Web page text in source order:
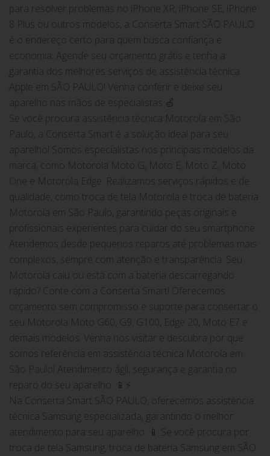
para resolver problemas no iPhone XR, iPhone SE, iPhone
8 Plus ou outros modelos, a Conserta Smart SÃO PAULO
é o endereço certo para quem busca confiança e
economia. Agende seu orçamento grátis e tenha a
garantia dos melhores serviços de assistência técnica
Apple em SÃO PAULO! Venha conferir e deixe seu
aparelho nas mãos de especialistas 🍏.
Se você procura assistência técnica Motorola em São
Paulo, a Conserta Smart é a solução ideal para seu
aparelho! Somos especialistas nos principais modelos da
marca, como Motorola Moto G, Moto E, Moto Z, Moto
One e Motorola Edge. Realizamos serviços rápidos e de
qualidade, como troca de tela Motorola e troca de bateria
Motorola em São Paulo, garantindo peças originais e
profissionais experientes para cuidar do seu smartphone.
Atendemos desde pequenos reparos até problemas mais
complexos, sempre com atenção e transparência. Seu
Motorola caiu ou está com a bateria descarregando
rápido? Conte com a Conserta Smart! Oferecemos
orçamento sem compromisso e suporte para consertar o
seu Motorola Moto G60, G9, G100, Edge 20, Moto E7 e
demais modelos. Venha nos visitar e descubra por que
somos referência em assistência técnica Motorola em
São Paulo! Atendimento ágil, segurança e garantia no
reparo do seu aparelho. 📱⚡
Na Conserta Smart SÃO PAULO, oferecemos assistência
técnica Samsung especializada, garantindo o melhor
atendimento para seu aparelho. 📱 Se você procura por
troca de tela Samsung, troca de bateria Samsung em SÃO